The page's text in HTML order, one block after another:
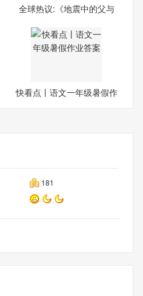
全球热议:《地震中的父与
快看点丨语文一年级暑假作
181